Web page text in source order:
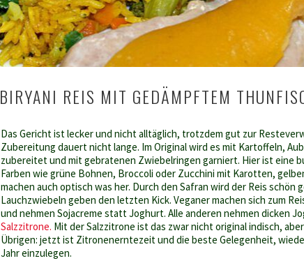
BIRYANI REIS MIT GEDÄMPFTEM
Das Gericht ist lecker und nicht alltäglich, trotzdem gut zur
Zubereitung dauert nicht lange. Im Original wird es mit Kartoffeln,
zubereitet und mit gebratenen Zwiebelringen garniert. Hier ist eine
Farben wie grüne Bohnen, Broccoli oder Zucchini mit Karotten,
machen auch optisch was her. Durch den Safran wird der Reis schön
Lauchzwiebeln geben den letzten Kick. Veganer machen sich zum
und nehmen Sojacreme statt Joghurt. Alle anderen nehmen dicken
Salzzitrone. Mit der Salzzitrone ist das zwar nicht original indisch,
Übrigen: jetzt ist Zitronenerntezeit und die beste Gelegenheit,
Jahr einzulegen.